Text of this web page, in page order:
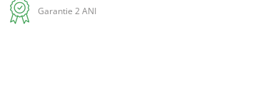
Garantie 2 ANI